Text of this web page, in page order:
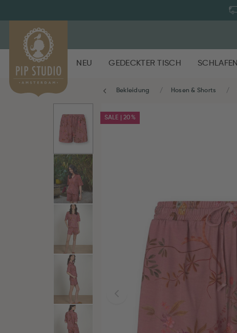
NEU GEDECKTER TISCH SCHLAFEN
Bekleidung Hosen & Shorts
SALE | 20%